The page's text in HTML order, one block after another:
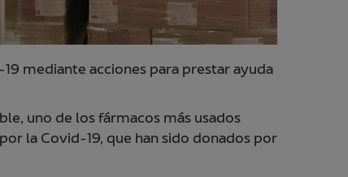
mediante acciones para prestar ayuda
uno de los fármacos más usados
la Covid-19, que han sido donados por